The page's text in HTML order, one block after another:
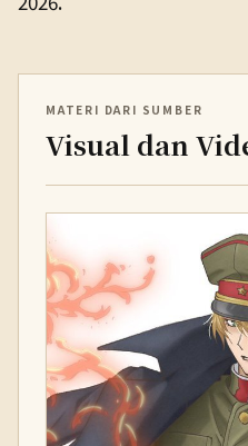
MATERI DARI SUMBER
Visual dan